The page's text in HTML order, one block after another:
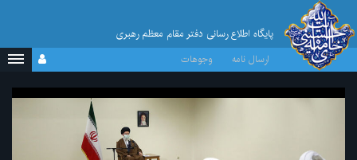
پایگاه اطلاع رسانی دفتر مقام معظم رهبری
ارسال نامه
وجوهات